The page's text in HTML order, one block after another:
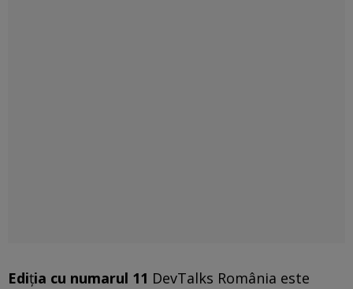
Ediția cu numarul 11 DevTalks România este